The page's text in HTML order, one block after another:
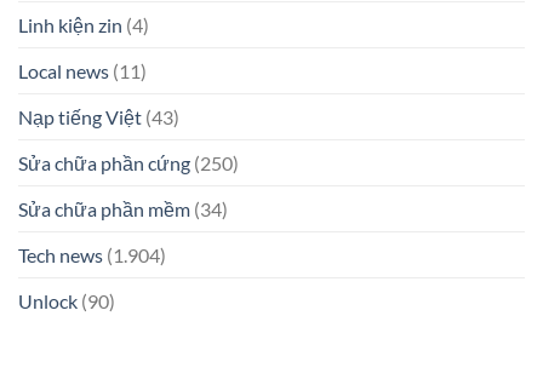
Linh kiện zin (4)
Local news (11)
Nạp tiếng Việt (43)
Sửa chữa phần cứng (250)
Sửa chữa phần mềm (34)
Tech news (1.904)
Unlock (90)